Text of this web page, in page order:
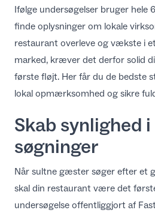
DA
Ifølge undersøgelser bruger hele
finde oplysninger om lokale
restaurant overleve og vækste i
marked, kræver det derfor solid
første fløjt. Her får du de bedste
lokal opmærksomhed og sikre
Skab synlighed
søgninger
Når sultne gæster søger efter et
skal din restaurant være det
undersøgelse offentliggjort af